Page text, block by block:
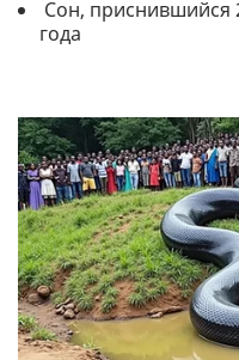
Сон, приснившийся
года